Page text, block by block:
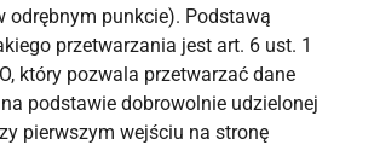
odrębnym punkcie). Podstawą
przetwarzania jest art. 6 ust. 1
który pozwala przetwarzać dane
podstawie dobrowolnie udzielonej
pierwszym wejściu na stronę